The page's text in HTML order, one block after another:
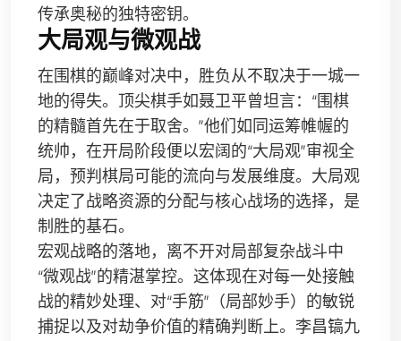
传承奥秘的独特密钥。
大局观与微观战
在围棋的巅峰对决中，胜负从不取决于一城一
地的得失。顶尖棋手如聂卫平曾坦言：“围棋
的精髓首先在于取舍。”他们如同运筹帷幄的
统帅，在开局阶段便以宏阔的“大局观”审视全
局，预判棋局可能的流向与发展维度。大局观
决定了战略资源的分配与核心战场的选择，是
制胜的基石。
宏观战略的落地，离不开对局部复杂战斗中
“微观战”的精湛掌控。这体现在对每一处接触
战的精妙处理、对“手筋”（局部妙手）的敏锐
捕捉以及对劫争价值的精确判断上。李昌镐九